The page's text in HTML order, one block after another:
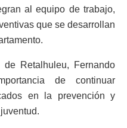
al equipo de trabajo,
que se desarrollan
de Retalhuleu, Fernando
de continuar
en la prevención y